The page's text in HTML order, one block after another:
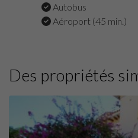
Autobus
Aéroport (45 min.)
Des propriétés